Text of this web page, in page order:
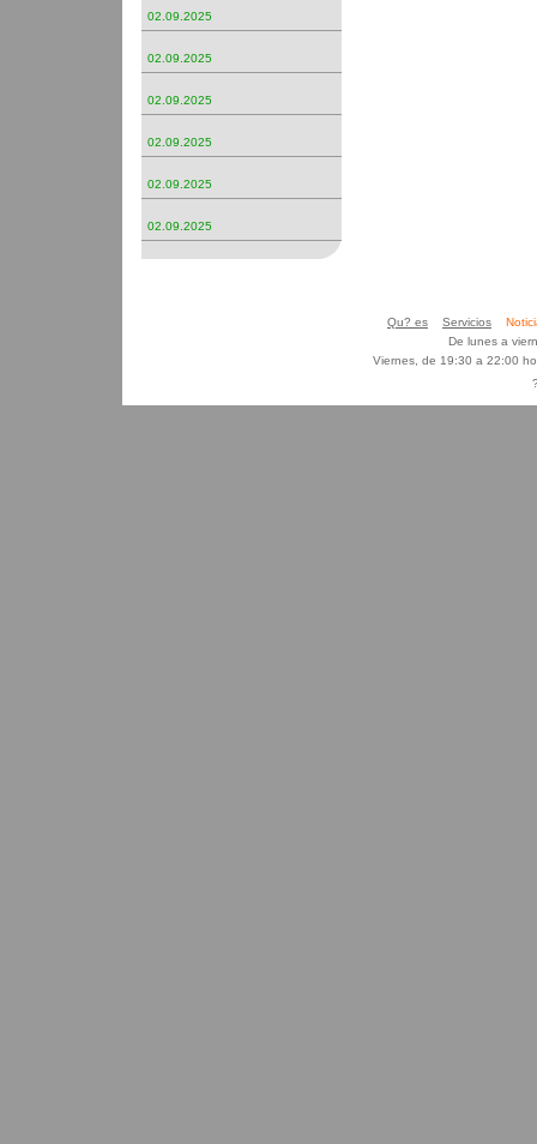
02.09.2025
02.09.2025
02.09.2025
02.09.2025
02.09.2025
02.09.2025
Qu? es Servicios
De lunes a
Viernes, de 19:30 a 22:00